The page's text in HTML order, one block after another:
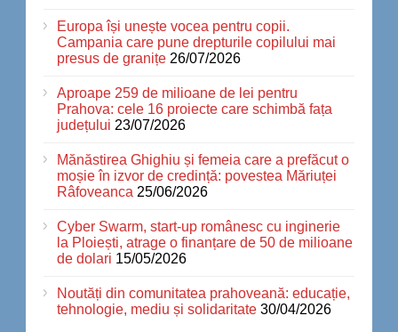
Europa își unește vocea pentru copii.
Campania care pune drepturile copilului mai
presus de granițe 26/07/2026
Aproape 259 de milioane de lei pentru
Prahova: cele 16 proiecte care schimbă fața
județului 23/07/2026
Mănăstirea Ghighiu și femeia care a prefăcut o
moșie în izvor de credință: povestea Măriuței
Râfoveanca 25/06/2026
Cyber Swarm, start-up românesc cu inginerie
la Ploiești, atrage o finanțare de 50 de milioane
de dolari 15/05/2026
Noutăți din comunitatea prahoveană: educație,
tehnologie, mediu și solidaritate 30/04/2026